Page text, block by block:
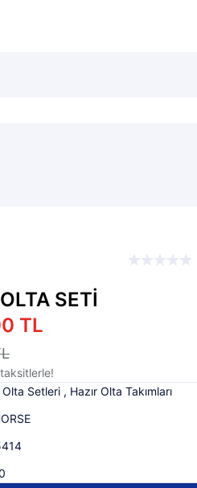
SETİ
TL
Olta Setleri , Hazır Olta Takımları